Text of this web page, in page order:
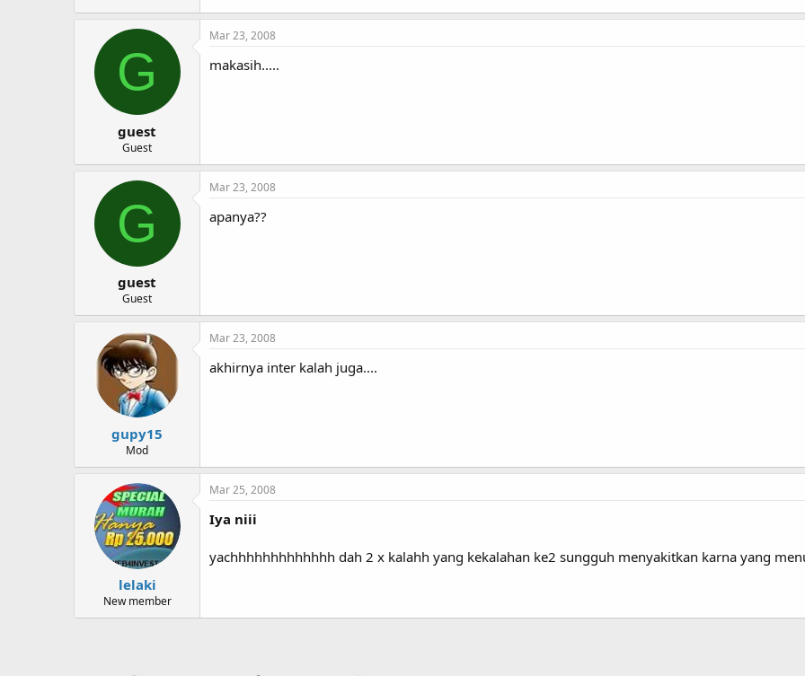
G
guest
Guest
Mar 23, 2008
makasih.....
G
guest
Guest
Mar 23, 2008
apanya??
gupy15
Mod
Mar 23, 2008
akhirnya inter kalah juga....
lelaki
New member
Mar 25, 2008
Iya niii
yachhhhhhhhhhhhh dah 2 x kalahh yang kekalahan ke2 sungguh menyakitkan karna yang